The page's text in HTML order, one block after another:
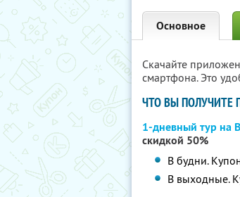
Основное
Скачайте
смартфона. Это
ЧТО ВЫ ПОЛУЧИТЕ
1-дневный тур на
скидкой 50%
В будни.
В выходные.